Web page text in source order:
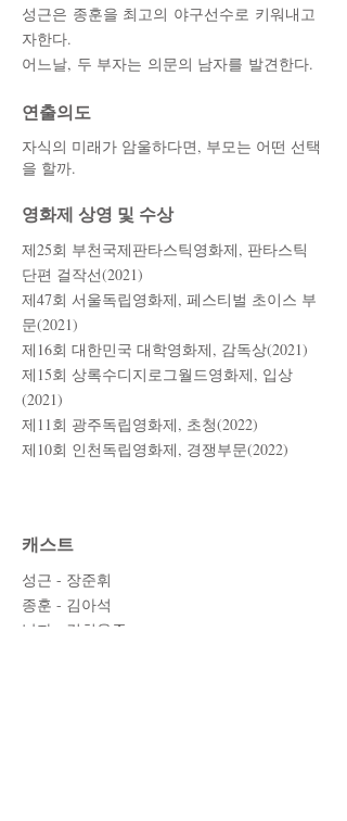
성근은 종훈을 최고의 야구선수로 키워내고
자한다.
어느날, 두 부자는 의문의 남자를 발견한다.
​연출의도
자식의 미래가 암울하다면, 부모는 어떤 선택
을 할까.
​영화제 상영 및 수상
​제25회 부천국제판타스틱영화제, 판타스틱
단편 걸작선(2021)
제47회 서울독립영화제, 페스티벌 초이스 부
문(2021)
​제16회 대한민국 대학영화제, 감독상(2021)
제15회 상록수디지로그월드영화제, 입상
(2021)
제11회 광주독립영화제, 초청(2022)
​제10회 인천독립영화제, 경쟁부문(2022)
캐스트
성근 - 장준휘
종훈 - 김아석
​남자 - 김최용준